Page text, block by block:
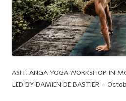
ASHTANGA YOGA WORKSHOP IN
LED BY DAMIEN DE BASTIER –